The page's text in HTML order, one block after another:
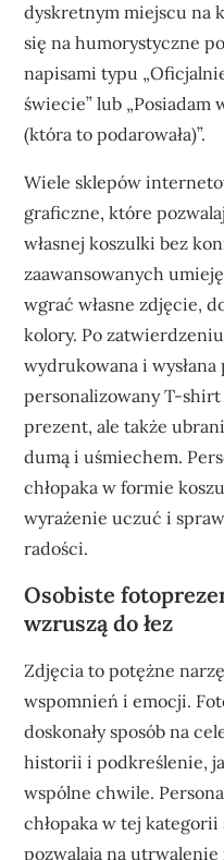
dyskretnym miejscu na
się na humorystyczne
napisami typu
świecie” lub „Posiadam
(która to podarowała)”.
Wiele sklepów
graficzne, które
własnej koszulki bez
zaawansowanych
wgrać własne zdjęcie,
kolory. Po
wydrukowana i
personalizowany T-
prezent, ale także
dumą i uśmiechem.
chłopaka w formie
wyrażenie uczuć i
radości.
Osobiste
wzruszą do łez
Zdjęcia to potężne
wspomnień i emocji.
doskonały sposób na
historii i podkreślenie,
wspólne chwile.
chłopaka w tej
pozwalają na